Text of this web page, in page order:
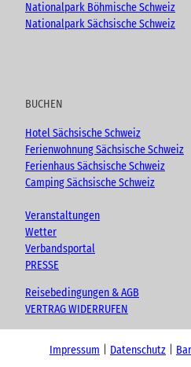
Nationalpark Böhmische Schweiz
Nationalpark Sächsische Schweiz
BUCHEN
Hotel Sächsische Schweiz
Ferienwohnung Sächsische Schweiz
Ferienhaus Sächsische Schweiz
Camping Sächsische Schweiz
Veranstaltungen
Wetter
Verbandsportal
PRESSE
Reisebedingungen & AGB
VERTRAG WIDERRUFEN
Impressum Datenschutz